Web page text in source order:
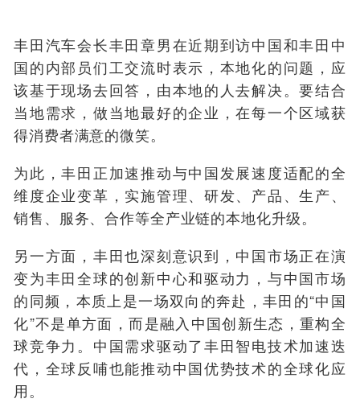
丰田汽车会长丰田章男在近期到访中国和丰田中
国的内部员们工交流时表示，本地化的问题，应
该基于现场去回答，由本地的人去解决。要结合
当地需求，做当地最好的企业，在每一个区域获
得消费者满意的微笑。
为此，丰田正加速推动与中国发展速度适配的全
维度企业变革，实施管理、研发、产品、生产、
销售、服务、合作等全产业链的本地化升级。
另一方面，丰田也深刻意识到，中国市场正在演
变为丰田全球的创新中心和驱动力，与中国市场
的同频，本质上是一场双向的奔赴，丰田的“中国
化”不是单方面，而是融入中国创新生态，重构全
球竞争力。中国需求驱动了丰田智电技术加速迭
代，全球反哺也能推动中国优势技术的全球化应
用。